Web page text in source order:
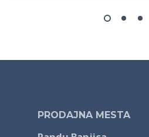
PRODAJNA MESTA